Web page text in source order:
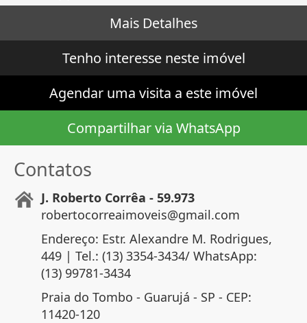
Mais Detalhes
Tenho interesse neste imóvel
Agendar uma visita a este imóvel
Compartilhar via WhatsApp
Contatos
J. Roberto Corrêa - 59.973
robertocorreaimoveis@gmail.com
Endereço: Estr. Alexandre M. Rodrigues,
449 | Tel.: (13) 3354-3434/ WhatsApp:
(13) 99781-3434
Praia do Tombo - Guarujá - SP - CEP:
11420-120